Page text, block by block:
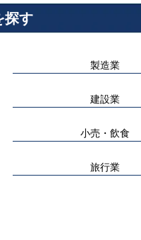
探す
製造業
建設業
小売・飲食
旅行業